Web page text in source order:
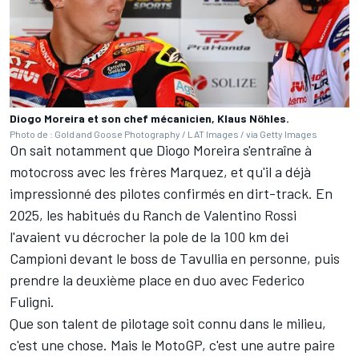
Diogo Moreira et son chef mécanicien, Klaus Nöhles.
Photo de : Gold and Goose Photography / LAT Images / via Getty Images
On sait notamment que Diogo Moreira s'entraîne à
motocross avec les frères Marquez, et qu'il a déjà
impressionné des pilotes confirmés en dirt-track. En
2025, les habitués du Ranch de Valentino Rossi
l'avaient vu décrocher la pole de la 100 km dei
Campioni devant le boss de Tavullia en personne, puis
prendre la deuxième place en duo avec Federico
Fuligni.
Que son talent de pilotage soit connu dans le milieu,
c'est une chose. Mais le MotoGP, c'est une autre paire